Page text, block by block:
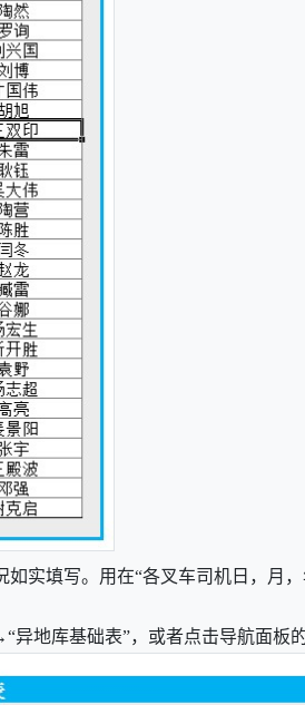
如实填写。用在“各叉车司机日，月，
异地库基础表”，或者点击导航面板